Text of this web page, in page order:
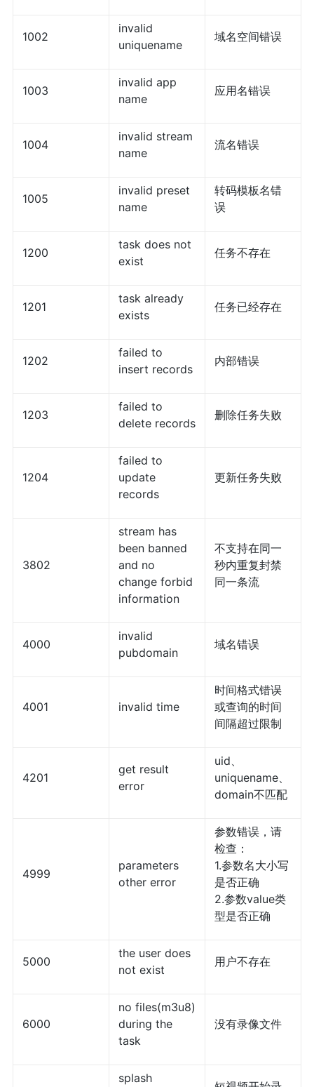
1002
invalid
uniquename
域名空间错误
1003
invalid app
name
应用名错误
1004
invalid stream
name
流名错误
1005
invalid preset
name
转码模板名错
误
1200
task does not
exist
任务不存在
1201
task already
exists
任务已经存在
1202
failed to
insert records
内部错误
1203
failed to
delete records
删除任务失败
1204
failed to
update
records
更新任务失败
3802
stream has
been banned
and no
change forbid
information
不支持在同一
秒内重复封禁
同一条流
4000
invalid
pubdomain
域名错误
4001 invalid time
时间格式错误
或查询的时间
间隔超过限制
4201
get result
error
uid、
uniquename、
domain不匹配
4999
parameters
other error
参数错误，请
检查：
1.参数名大小写
是否正确
2.参数value类
型是否正确
5000
the user does
not exist
用户不存在
6000
no files(m3u8)
during the
task
没有录像文件
splash